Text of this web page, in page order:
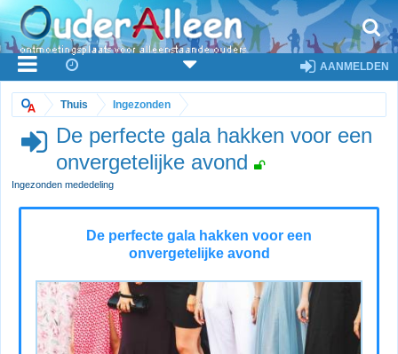
AANMELDEN
Thuis Ingezonden
De perfecte gala hakken voor een
onvergetelijke avond
Ingezonden mededeling
De perfecte gala hakken voor een
onvergetelijke avond